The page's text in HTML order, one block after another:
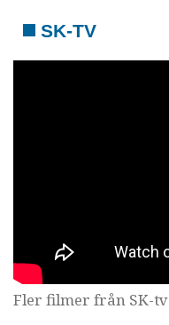
SK-TV
Fler filmer från SK-tv